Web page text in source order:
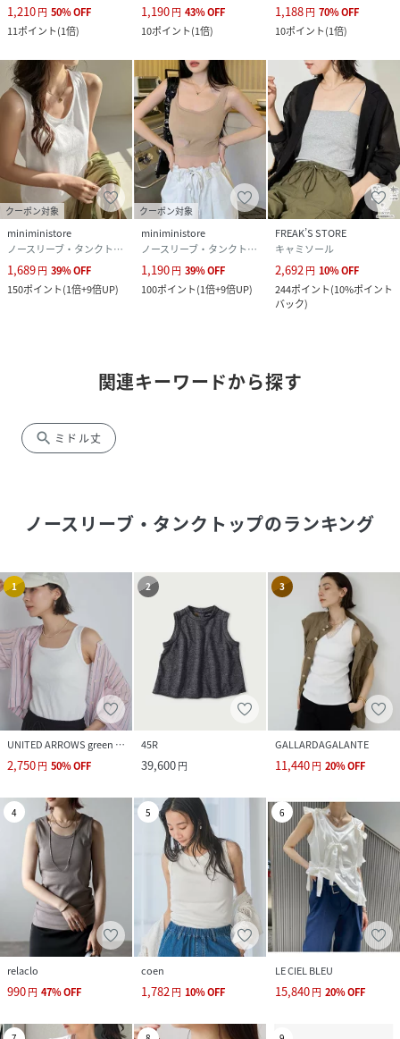
1,210円 50%OFF
11ポイント(1倍)
1,190円 43%OFF
10ポイント(1倍)
1,188円 70%OFF
10ポイント(1倍)
クーポン対象
miniministore
ノースリーブ・タンクトップ
1,689円 39%OFF
150ポイント(1倍+9倍UP)
クーポン対象
miniministore
ノースリーブ・タンクトップ
1,190円 39%OFF
100ポイント(1倍+9倍UP)
FREAK’S STORE
キャミソール
2,692 円 10%OFF
244ポイント(10%ポイント
バック)
関連キーワードから探す
search ミドル丈
ノースリーブ・タンクトップのランキング
1
UNITED ARROWS green label relaxing
2,750円 50%OFF
2
45R
39,600円
3
GALLARDAGALANTE
11,440円 20%OFF
4
relaclo
990円 47%OFF
5
coen
1,782円 10%OFF
6
LE CIEL BLEU
15,840円 20%OFF